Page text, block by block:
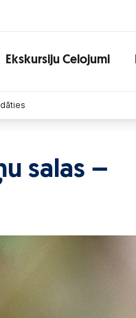
Ekskursiju Celojumi
salas –